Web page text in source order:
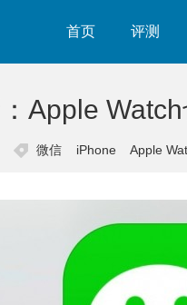
首页 评测
Apple
微信 iPhone Apple